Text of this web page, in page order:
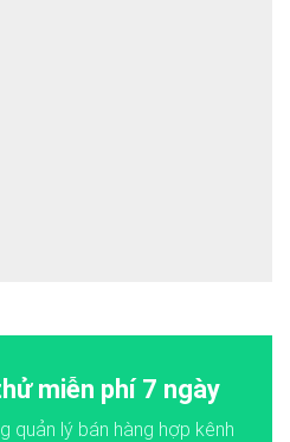
miễn phí 7 ngày
quản lý bán hàng hợp kênh